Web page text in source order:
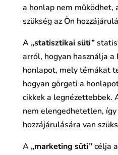
a honlap nem működhet,
szükség az Ön
A„statisztikai süti”
arról, hogyan használja
honlapot, mely témákat
hogyan görgeti a
cikkek a legnézettebbek.
nem elengedhetetlen,
hozzájárulására van
A„marketing süti”célja